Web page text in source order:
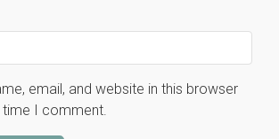
email, and website in this browser
I comment.